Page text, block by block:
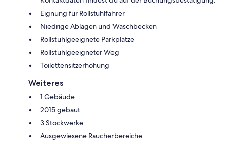
Eignung für Rollstuhlfahrer
Niedrige Ablagen und Waschbecken
Rollstuhlgeeignete Parkplätze
Rollstuhlgeeigneter Weg
Toilettensitzerhöhung
Weiteres
1 Gebäude
2015 gebaut
3 Stockwerke
Ausgewiesene Raucherbereiche